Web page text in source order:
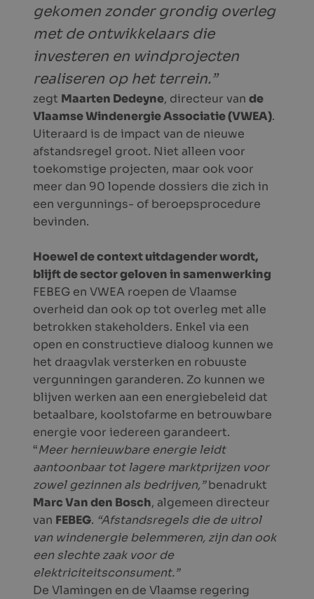
gekomen zonder grondig overleg
met de ontwikkelaars die
investeren en windprojecten
realiseren op het terrein.”
zegt Maarten Dedeyne, directeur vande
Vlaamse Windenergie Associatie (VWEA).
Uiteraard is de impact van de nieuwe
afstandsregel groot. Niet alleen voor
toekomstige projecten, maar ook voor
meer dan 90 lopende dossiers die zich in
een vergunnings- of beroepsprocedure
bevinden.
Hoewel de context uitdagender wordt,
blijft de sector geloven in samenwerking
FEBEG en VWEA roepen de Vlaamse
overheid dan ook op tot overleg met alle
betrokken stakeholders. Enkel via een
open en constructieve dialoog kunnen we
het draagvlak versterken en robuuste
vergunningen garanderen. Zo kunnen we
blijven werken aan een energiebeleid dat
betaalbare, koolstofarme en betrouwbare
energie voor iedereen garandeert.
“Meer hernieuwbare energie leidt
aantoonbaar tot lagere marktprijzen voor
zowel gezinnen als bedrijven,”benadrukt
Marc Van den Bosch, algemeen directeur
van FEBEG. “Afstandsregels die de uitrol
van windenergie belemmeren, zijn dan ook
een slechte zaak voor de
elektriciteitsconsument.”
De Vlamingen en de Vlaamse regering